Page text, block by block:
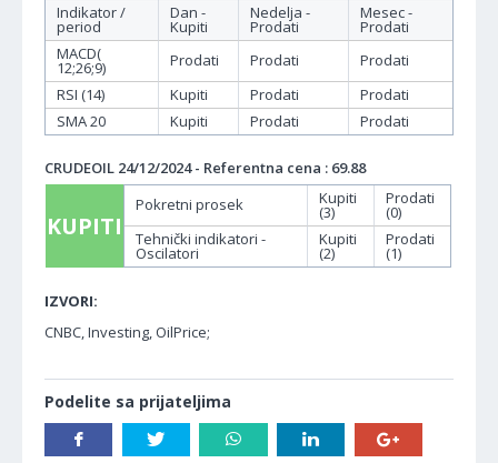
Indikator /
period
Dan -
Kupiti
Nedelja -
Prodati
Mesec -
Prodati
MACD(
12;26;9) Prodati Prodati
Prodati
RSI (14)
Kupiti Prodati
Prodati
SMA 20
Kupiti Prodati Prodati
CRUDEOIL 24/12/2024 - Referentna cena : 69.88
KUPITI
Pokretni prosek Kupiti
(3)
Prodati
(0)
Tehnički indikatori -
Oscilatori
Kupiti
(2)
Prodati
(1)
IZVORI:
CNBC, Investing, OilPrice;
Podelite sa prijateljima